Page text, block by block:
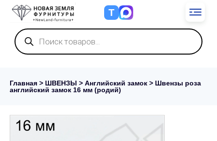
Т
Поиск
товаров
Главная > ШВЕНЗЫ > Английский замок > Швензы роза
английский замок 16 мм (родий)